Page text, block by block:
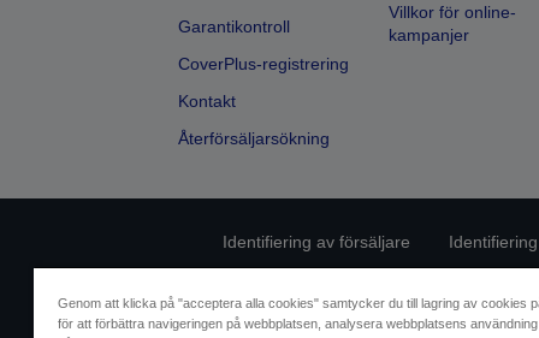
Garantikontroll
CoverPlus-registrering
Kontakt
Återförsäljarsökning
Villkor för online-
kampanjer
Identifiering av försäljare
Genom att klicka på "acceptera alla cookies" samtycker du till lagring av cookies
för att förbättra navigeringen på webbplatsen, analysera webbplatsens